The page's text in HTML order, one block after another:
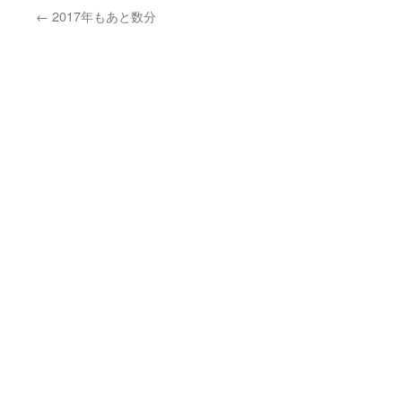
← 2017年もあと数分